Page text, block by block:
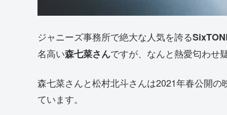
ジャニーズ事務所で絶大な人気を誇る
名高い森七菜さんですが、なんと熱愛匂わせ
森七菜さんと松村北斗さんは2021年春公開
ています。